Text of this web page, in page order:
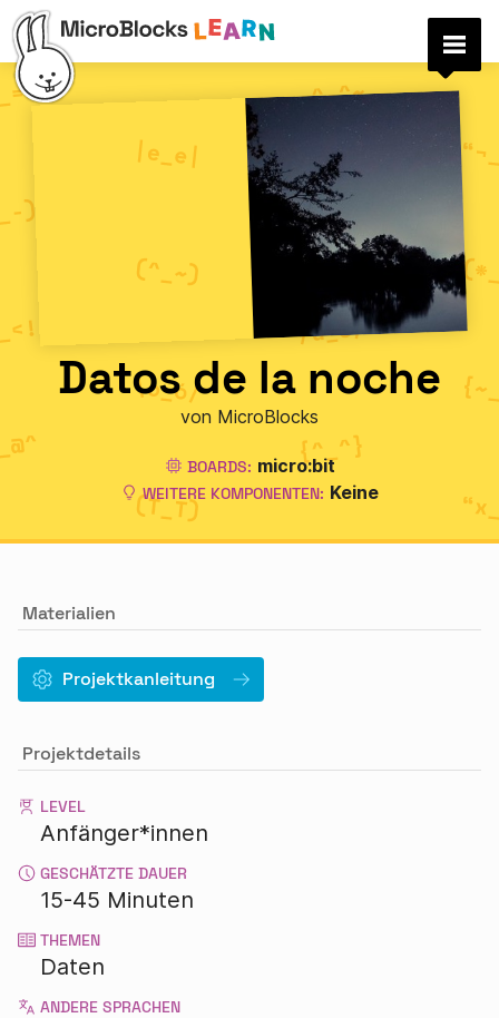
Datos de la noche
von MicroBlocks
BOARDS: micro:bit
WEITERE KOMPONENTEN: Keine
Materialien
Projektkanleitung
Projektdetails
LEVEL
Anfänger*innen
GESCHÄTZTE DAUER
15-45 Minuten
THEMEN
Daten
ANDERE SPRACHEN